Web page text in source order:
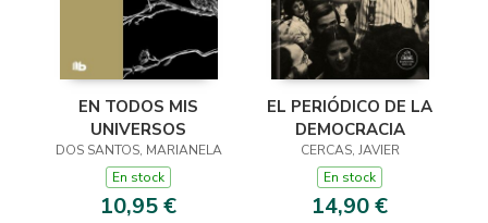
EN TODOS MIS
UNIVERSOS
DOS SANTOS, MARIANELA
En stock
10,95 €
EL PERIÓDICO DE LA
DEMOCRACIA
CERCAS, JAVIER
En stock
14,90 €